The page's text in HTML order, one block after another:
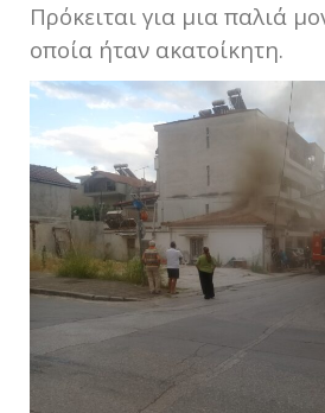
Πρόκειται για μια παλιά
οποία ήταν ακατοίκητη.